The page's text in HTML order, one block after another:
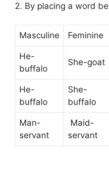
2. By placing a word
Masculine Feminine
He-
buffalo
She-goat
He-
buffalo
She-
buffalo
Man-
servant
Maid-
servant